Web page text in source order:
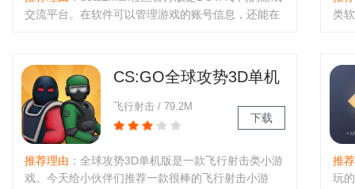
交流平台。在软件可以管理游戏的账号信息，还能在
DOTA的小伙伴们快来下载哦。..
类
雄
CS:GO全球攻势3D单机
版
飞行射击 / 79.2M
下载
推荐理由 ：全球攻势3D单机版是一款飞行射击类小游
戏。今天给小伙伴们推荐一款很棒的飞行射击小游
推
玩